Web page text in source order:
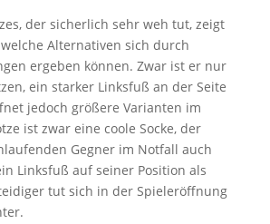
der sicherlich sehr weh tut, zeigt
Alternativen sich durch
ergeben können. Zwar ist er nur
ein starker Linksfuß an der Seite
jedoch größere Varianten im
ist zwar eine coole Socke, der
Gegner im Notfall auch
Linksfuß auf seiner Position als
tut sich in der Spieleröffnung